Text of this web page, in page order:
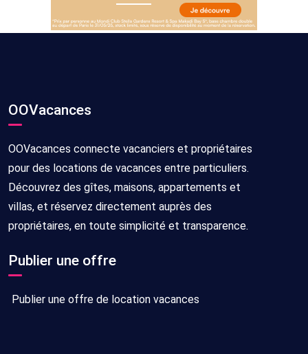
OOVacances
OOVacances connecte vacanciers et propriétaires
pour des locations de vacances entre particuliers.
Découvrez des gîtes, maisons, appartements et
villas, et réservez directement auprès des
propriétaires, en toute simplicité et transparence.
Publier une offre
Publier une offre de location vacances